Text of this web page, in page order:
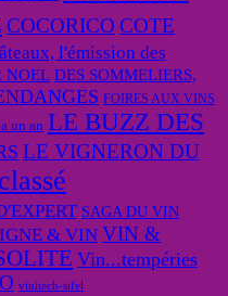
COCORICO COTE
l'émission des
NOEL DES SOMMELIERS,
FOIRES AUX VINS
un an LE BUZZ DES
LE VIGNERON DU
SAGA DU VIN
& VIN VIN &
Vin...tempéries
vinitech-sifel